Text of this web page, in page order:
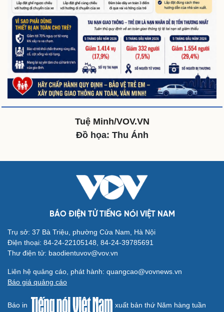
Thông tin doanh nghiệp
Doanh nghiệp 24h
Doanh nhân
Vì cộng đồng
Sành điệu
Tin Công nghệ
Trải nghiệm
Chuyển đổi số
Sức khỏe
Dinh dưỡng - món ngon
Cây thuốc
Ăn sạch sống khỏe
Đời sống
Nhà đẹp
Blog
Sân khấu - Điện ảnh
Âm nhạc
Di sản
Nghệ sĩ
Sao Việt
Du lịch
Tư vấn
Câu chuyện thời sự
Tuệ Minh/VOV.VN
Đồ họa: Thu Ánh
BÁO ĐIỆN TỬ TIẾNG NÓI VIỆT NAM
Trụ sở: 37 Bà Triệu, phường Cửa Nam, Hà Nội
Điện thoại: 84-24-22105148, 84-24-39785691
Thư điện tử: baodientuvov@vov.vn
Liên hệ quảng cáo, phát hành: quangcao@vovnews.vn
Báo giá quảng cáo
Báo in xuất bản thứ Năm hàng tuần